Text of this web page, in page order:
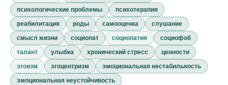
психологические проблемы
психотерапия
реабилитация
роды самооценка
слушание
смысл жизни
социопат социопатия
социофоб
талант
улыбка хронический стресс
ценности
эгоизм
эгоцентризм
эмоциональная нестабильность
эмоциональная неустойчивость